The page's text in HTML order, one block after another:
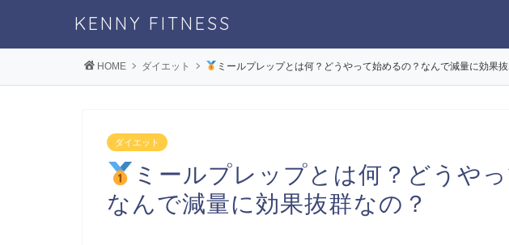
KENNY FITNESS
HOME ダイエット ミールプレップとは何？どうやって始めるの？なんで減量に効果抜
ダイエット
ミールプレップとは何？どうや
なんで減量に効果抜群なの？